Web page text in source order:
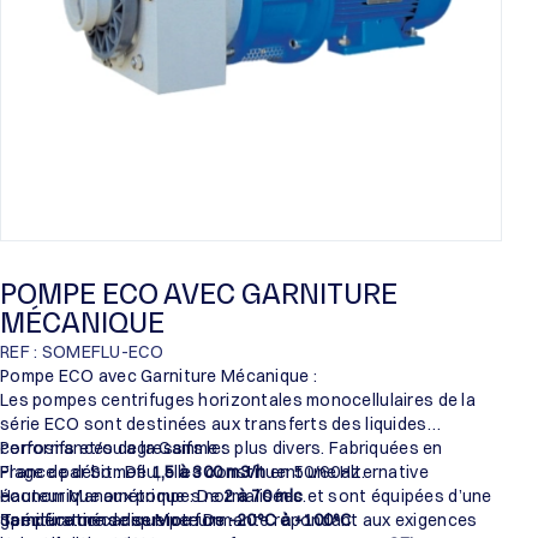
POMPE ECO AVEC GARNITURE
MÉCANIQUE
REF : SOMEFLU-ECO
Pompe ECO avec Garniture Mécanique :
Les pompes centrifuges horizontales monocellulaires de la
série ECO sont destinées aux transferts des liquides
corrosifs et/ou agressifs les plus divers. Fabriquées en
France par Someflu, elles constituent une alternative
économique aux pompes normalisées et sont équipées d’une
garniture mécanique performante répondant aux exigences
Performances de la Gamme :
Plage de débit : De1,5 à 300 m3/hen 50/60Hz.
Hauteur Manométrique : De2 à 70 mlc.
Température de service : De-20°C à +100°C.
Spécifications des Moteurs :